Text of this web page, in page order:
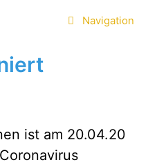
Navigation
ist am 20.04.20